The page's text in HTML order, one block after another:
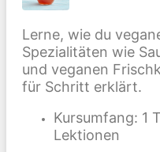
Lerne, wie du
Spezialitäten wie
und veganen
für Schritt erklärt.
Kursumfang: 1
Lektionen